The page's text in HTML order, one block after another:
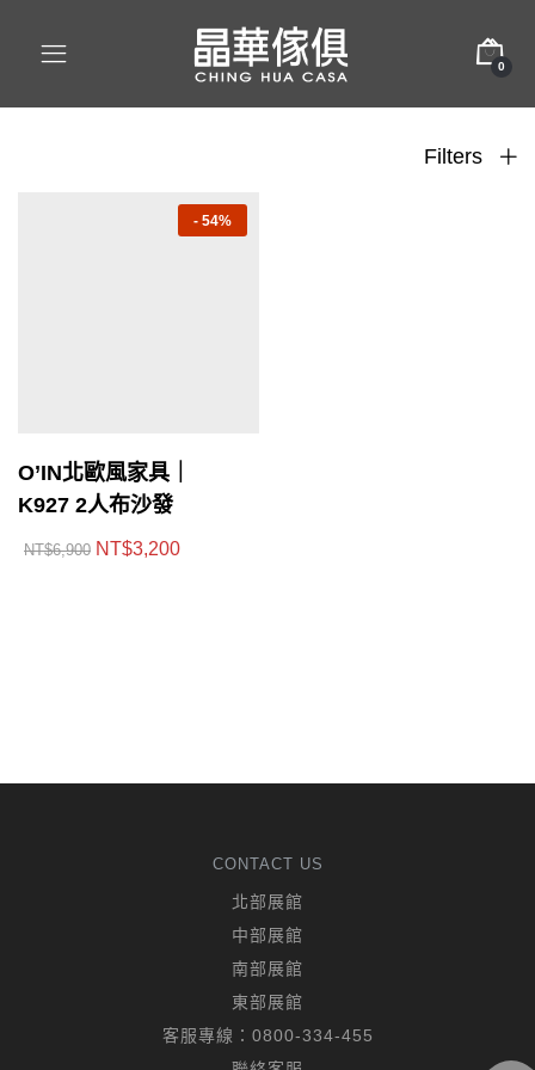
0
Filters
- 54%
O’IN北歐風家具｜
K927 2人布沙發
NT$6,900 NT$3,200
CONTACT US
北部展館
中部展館
南部展館
東部展館
客服專線： 0800-334-455